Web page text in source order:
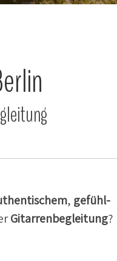
, gefühl­
Gitar­ren­be­gleitung?